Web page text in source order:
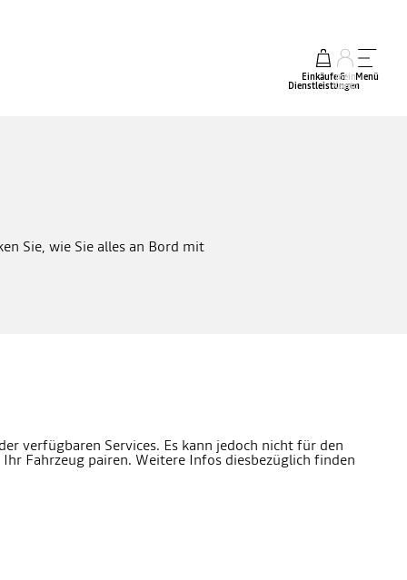
Einkäufe &
Dienstleistungen
mein
Konto
Menü
Sie, wie Sie alles an Bord mit
verfügbaren Services. Es kann jedoch nicht für den
Fahrzeug pairen. Weitere Infos diesbezüglich finden